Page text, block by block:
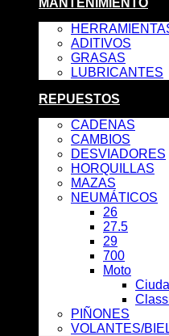
MANTENIMIENTO
ADITIVOS
GRASAS
LUBRICANTES
REPUESTOS
CADENAS
CAMBIOS
DESVIADORES
HORQUILLAS
MAZAS
NEUMÁTICOS
26
27.5
29
700
Moto
PIÑONES
VOLANTES/